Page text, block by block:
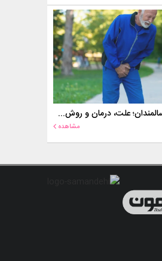
بی اختیاری ادرار سالمندان؛ علت، درمان و روش‌های کنترل در منزل
مشاهده